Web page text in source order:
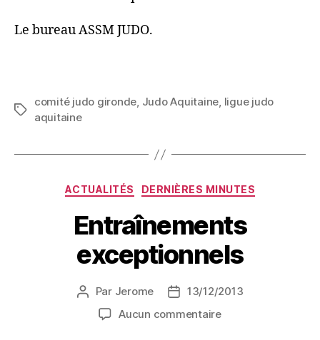
Le bureau ASSM JUDO.
comité judo gironde, Judo Aquitaine, ligue judo
aquitaine
ACTUALITÉS DERNIÈRES MINUTES
Entraînements
exceptionnels
Par Jerome
13/12/2013
Aucun commentaire